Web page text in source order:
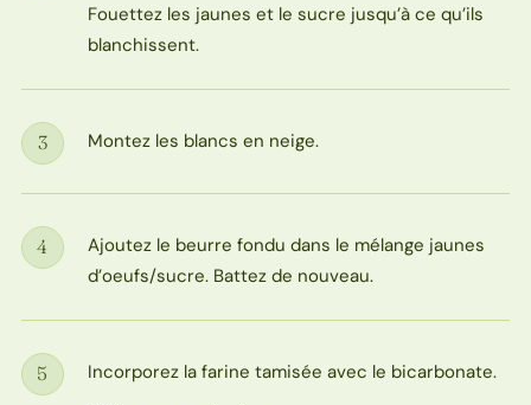
Fouettez les jaunes et le sucre jusqu’à ce qu’ils
blanchissent.
Étape
3 Montez les blancs en neige.
Étape
4
Ajoutez le beurre fondu dans le mélange jaunes
d’oeufs/sucre. Battez de nouveau.
Étape
5
Incorporez la farine tamisée avec le bicarbonate.